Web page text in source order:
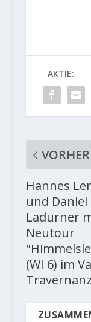
AKTIE:
Hannes
und Daniel
Ladurner
Neutour
(WI 6) im